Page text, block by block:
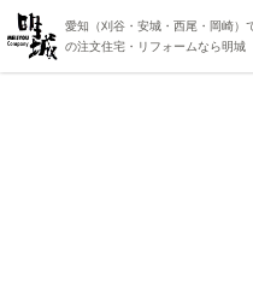
愛知（刈谷・安城・西尾・岡崎）
の注文住宅・リフォームなら明城